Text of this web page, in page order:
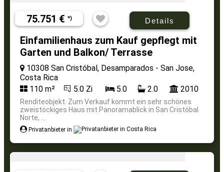
75.751 € *) Details
Einfamilienhaus zum Kauf gepflegt mit
Garten und Balkon/ Terrasse
10308 San Cristóbal, Desamparados - San Jose,
Costa Rica
110 m²
5.0 Zi 5.0 2.0 2010
Renditeobjekt. Zum Verkauf kommt ein sehr schönes
zweistöckiges Haus mit Panoramablick in San Cristóbal
Norte, ...
Privatanbieter in